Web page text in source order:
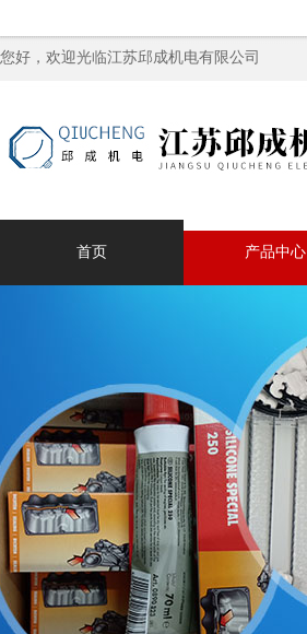
您好，欢迎光临江苏邱成机电有限公司
首页 产品中心